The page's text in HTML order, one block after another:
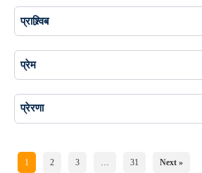
प्राश्र्विब
प्रेम
प्रेरणा
1 2 3 … 31 Next »